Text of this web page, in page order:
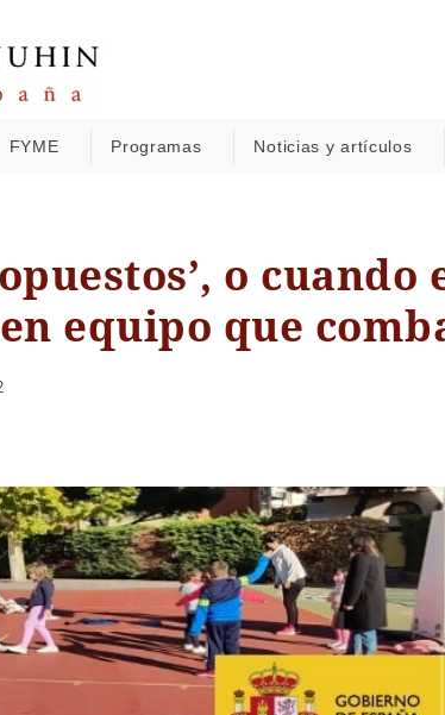
FYME Programas Noticias y artículos
o cuando
equipo que